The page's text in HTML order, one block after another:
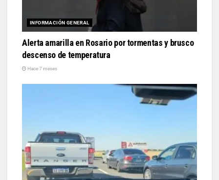
INFORMACIÓN GENERAL
Alerta amarilla en Rosario por tormentas y brusco
descenso de temperatura
Hace 7 meses